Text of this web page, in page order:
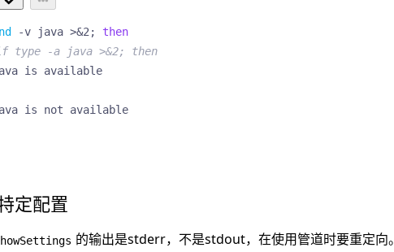
-v java >&2 ;
then
type -a java >&2; then
定配置
的输出是stderr，不是stdout，在使用管道时要重定向。